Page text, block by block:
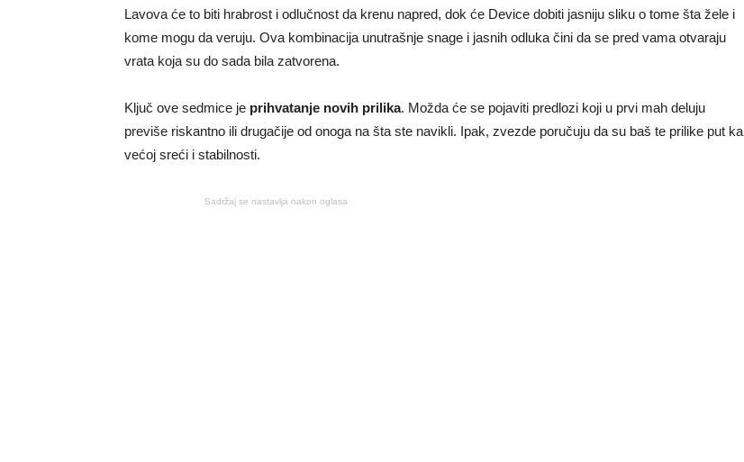
Lavova će to biti hrabrost i odlučnost da krenu napred, dok će Device dobiti jasniju sliku o tome šta žele i
kome mogu da veruju. Ova kombinacija unutrašnje snage i jasnih odluka čini da se pred vama otvaraju
vrata koja su do sada bila zatvorena.
Ključ ove sedmice je prihvatanje novih prilika. Možda će se pojaviti predlozi koji u prvi mah deluju
previše riskantno ili drugačije od onoga na šta ste navikli. Ipak, zvezde poručuju da su baš te prilike put ka
većoj sreći i stabilnosti.
Sadržaj se nastavlja nakon oglasa